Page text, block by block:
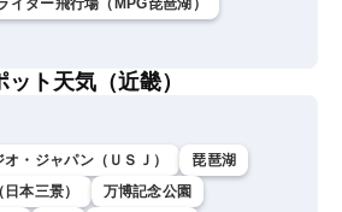
ト天気（近畿）
・ジャパン（ＵＳＪ）
琵琶湖
本三景）
万博記念公園